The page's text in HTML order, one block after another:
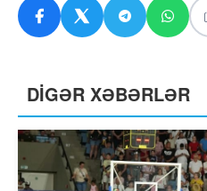
DİGƏR XƏBƏRLƏR